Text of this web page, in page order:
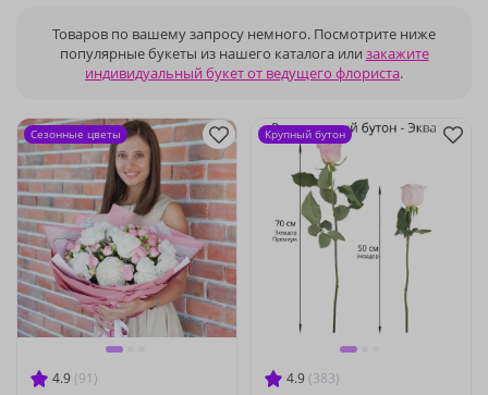
Товаров по вашему запросу немного. Посмотрите ниже
популярные букеты из нашего каталога или закажите
индивидуальный букет от ведущего флориста.
4.9 (91)
Сезонные цветы
4.9 (383)
Крупный бутон